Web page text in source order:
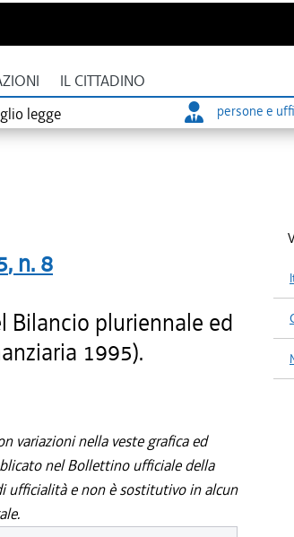
IL CITTADINO
legge persone e
, n. 8
Bilancio pluriennale ed
1995).
variazioni nella veste grafica ed
nel Bollettino ufficiale della
ufficialità e non è sostitutivo in alcun